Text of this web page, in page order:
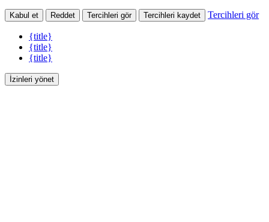
Kabul et Reddet Tercihleri gör Tercihleri kaydet Tercihleri gör
{title}
{title}
{title}
İzinleri yönet